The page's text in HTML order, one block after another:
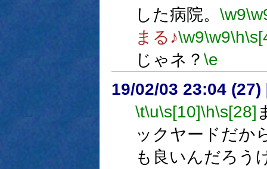
した病院。 \w9
まる♪\w9\w9\h
じゃネ？ \e
19/02/03 23:04 (27)
\t\u\s[10]\h\s[28]
ックヤードだか
も良いんだろう